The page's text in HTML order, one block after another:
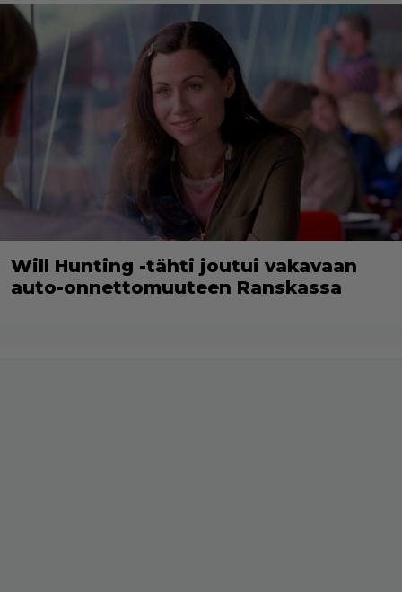
Will Hunting -tähti joutui vakavaan
auto-onnettomuuteen Ranskassa